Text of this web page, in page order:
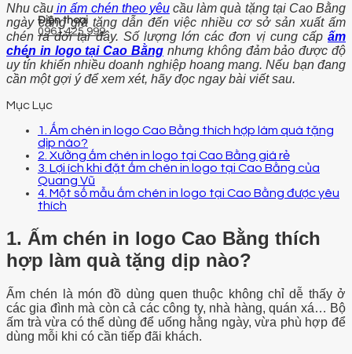
Điện thoại
0961 425 999
Nhu cầu in ấm chén theo yêucầu làm quà tặng tại Cao Bằng
ngày càng gia tăng dẫn đến việc nhiều cơ sở sản xuất ấm
chén ra đời tại đây. Số lượng lớn các đơn vị cung cấp ấm
chén in logo tại Cao Bằng nhưng không đảm bảo được độ
uy tín khiến nhiều doanh nghiệp hoang mang. Nếu bạn đang
cần một gợi ý để xem xét, hãy đọc ngay bài viết sau.
Mục Lục
1. Ấm chén in logo Cao Bằng thích hợp làm quà tặng
dịp nào?
2. Xưởng ấm chén in logo tại Cao Bằng giá rẻ
3. Lợi ích khi đặt ấm chén in logo tại Cao Bằng của
Quang Vũ
4. Một số mẫu ấm chén in logo tại Cao Bằng được yêu
thích
1. Ấm chén in logo Cao Bằng thích
hợp làm quà tặng dịp nào?
Ấm chén là món đồ dùng quen thuộc không chỉ dễ thấy ở
các gia đình mà còn cả các công ty, nhà hàng, quán xá… Bộ
ấm trà vừa có thể dùng để uống hằng ngày, vừa phù hợp để
dùng mỗi khi có cần tiếp đãi khách.